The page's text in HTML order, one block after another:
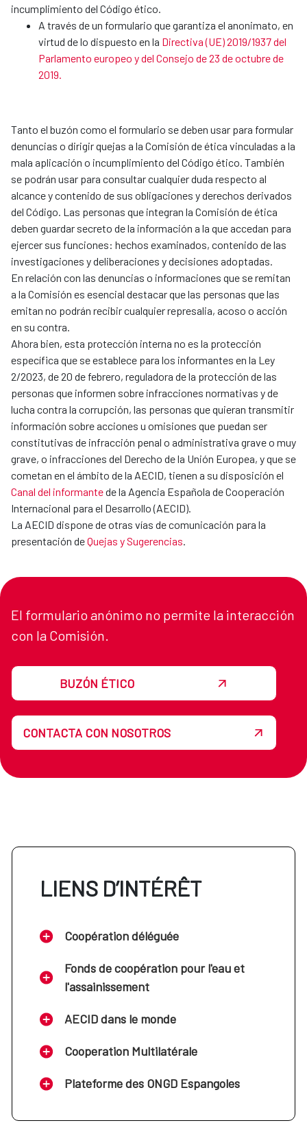
incumplimiento del Código ético.
A través de un formulario que garantiza el anonimato, en
virtud de lo dispuesto en la Directiva (UE) 2019/1937 del
Parlamento europeo y del Consejo de 23 de octubre de
2019.
Tanto el buzón como el formulario se deben usar para formular
denuncias o dirigir quejas a la Comisión de ética vinculadas a la
mala aplicación o incumplimiento del Código ético. También
se podrán usar para consultar cualquier duda respecto al
alcance y contenido de sus obligaciones y derechos derivados
del Código. Las personas que integran la Comisión de ética
deben guardar secreto de la información a la que accedan para
ejercer sus funciones: hechos examinados, contenido de las
investigaciones y deliberaciones y decisiones adoptadas.
En relación con las denuncias o informaciones que se remitan
a la Comisión es esencial destacar que las personas que las
emitan no podrán recibir cualquier represalia, acoso o acción
en su contra.
Ahora bien, esta protección interna no es la protección
específica que se establece para los informantes en la Ley
2/2023, de 20 de febrero, reguladora de la protección de las
personas que informen sobre infracciones normativas y de
lucha contra la corrupción, las personas que quieran transmitir
información sobre acciones u omisiones que puedan ser
constitutivas de infracción penal o administrativa grave o muy
grave, o infracciones del Derecho de la Unión Europea, y que se
cometan en el ámbito de la AECID, tienen a su disposición el
Canal del informantede la Agencia Española de Cooperación
Internacional para el Desarrollo (AECID).
La AECID dispone de otras vías de comunicación para la
presentación deQuejas y Sugerencias.
El formulario anónimo no permite la interacción
con la Comisión.
BUZÓN ÉTICO
CONTACTA CON NOSOTROS
LIENS D’INTÉRÊT
Coopération déléguée
Fonds de coopération pour l'eau et
l'assainissement
AECID dans le monde
Cooperation Multilatérale
Plateforme des ONGD Espangoles